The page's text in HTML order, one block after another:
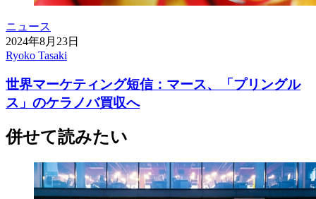
ニュース
2024年8月23日
Ryoko Tasaki
世界マーケティング短信：マース、「プリングル
ス」のケラノバ買収へ
併せて読みたい